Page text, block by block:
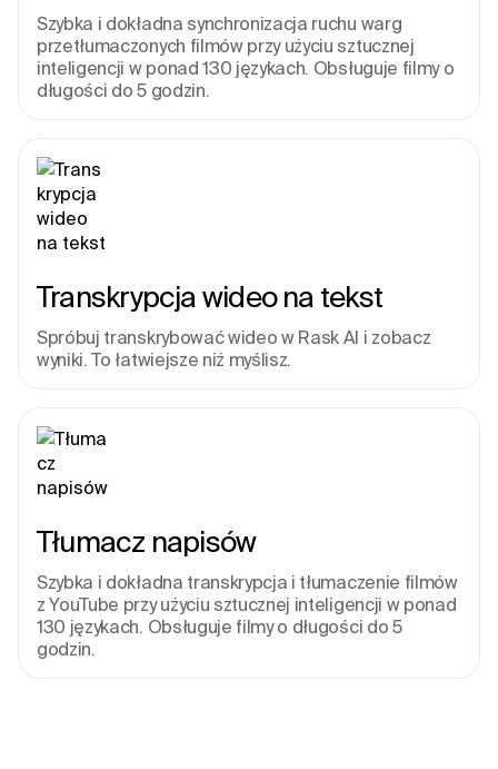
Szybka i dokładna synchronizacja ruchu warg
przetłumaczonych filmów przy użyciu sztucznej
inteligencji w ponad 130 językach. Obsługuje filmy o
długości do 5 godzin.
Transkrypcja wideo na tekst
Spróbuj transkrybować wideo w Rask AI i zobacz
wyniki. To łatwiejsze niż myślisz.
Tłumacz napisów
Szybka i dokładna transkrypcja i tłumaczenie filmów
z YouTube przy użyciu sztucznej inteligencji w ponad
130 językach. Obsługuje filmy o długości do 5
godzin.